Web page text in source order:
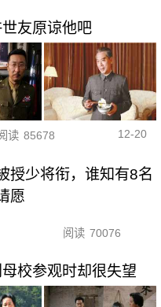
友原谅他吧
读 85678 12-20
授少将衔，谁知有8名
愿
阅读 70076
校参观时却很失望